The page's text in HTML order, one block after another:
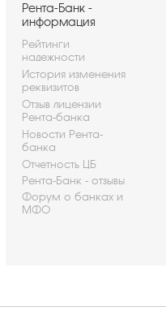
Рента-Банк -
информация
Рейтинги
надежности
История изменения
реквизитов
Отзыв лицензии
Рента-банка
Новости Рента-
банка
Отчетность ЦБ
Рента-Банк - отзывы
Форум о банках и
МФО